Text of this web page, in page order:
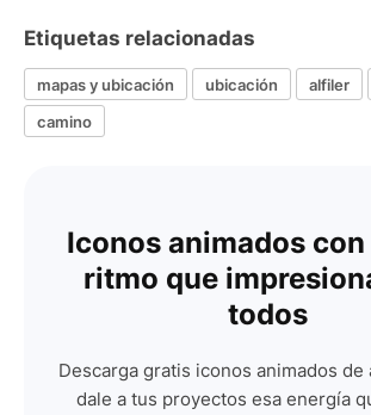
Etiquetas relacionadas
mapas y ubicación ubicación alfiler
camino
Iconos animados
ritmo que
todos
Descarga gratis iconos animados de
dale a tus proyectos esa energía